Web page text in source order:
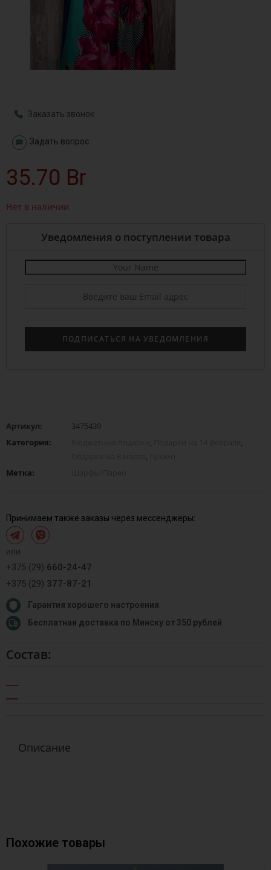
Заказать звонок
Задать вопрос
35.70 Br
Нет в наличии
Уведомления о поступлении товара
Артикул:
3475439
Категория:
,
,
,
Метка:
Принимаем также заказы через мессенджеры:
или
+375 (29) 660-24-47
+375 (29) 377-87-21
Гарантия хорошего настроения
Бесплатная доставка по Минску от 350 рублей
Состав:
Описание
Похожие товары